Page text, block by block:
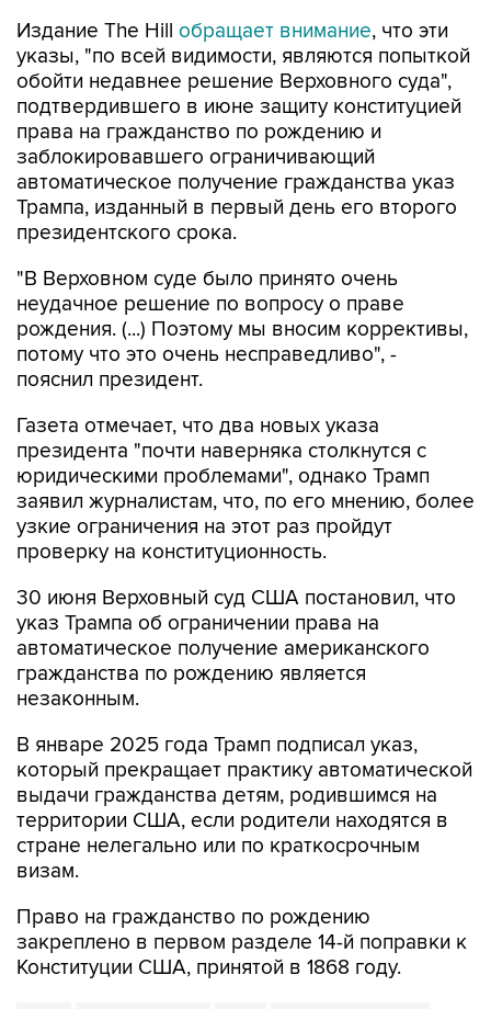
Издание The Hill обращает внимание, что эти
указы, "по всей видимости, являются попыткой
обойти недавнее решение Верховного суда",
подтвердившего в июне защиту конституцией
права на гражданство по рождению и
заблокировавшего ограничивающий
автоматическое получение гражданства указ
Трампа, изданный в первый день его второго
президентского срока.
"В Верховном суде было принято очень
неудачное решение по вопросу о праве
рождения. (...) Поэтому мы вносим коррективы,
потому что это очень несправедливо", -
пояснил президент.
Газета отмечает, что два новых указа
президента "почти наверняка столкнутся с
юридическими проблемами", однако Трамп
заявил журналистам, что, по его мнению, более
узкие ограничения на этот раз пройдут
проверку на конституционность.
30 июня Верховный суд США постановил, что
указ Трампа об ограничении права на
автоматическое получение американского
гражданства по рождению является
незаконным.
В январе 2025 года Трамп подписал указ,
который прекращает практику автоматической
выдачи гражданства детям, родившимся на
территории США, если родители находятся в
стране нелегально или по краткосрочным
визам.
Право на гражданство по рождению
закреплено в первом разделе 14-й поправки к
Конституции США, принятой в 1868 году.